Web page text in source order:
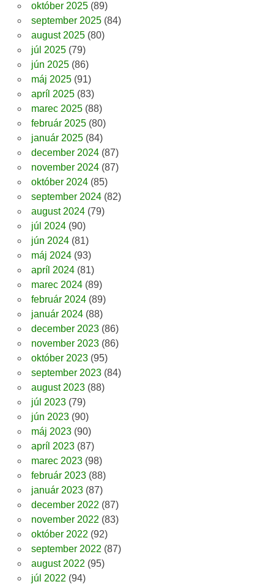
október 2025(89)
september 2025(84)
august 2025(80)
júl 2025(79)
jún 2025(86)
máj 2025(91)
apríl 2025(83)
marec 2025(88)
február 2025(80)
január 2025(84)
december 2024(87)
november 2024(87)
október 2024(85)
september 2024(82)
august 2024(79)
júl 2024(90)
jún 2024(81)
máj 2024(93)
apríl 2024(81)
marec 2024(89)
február 2024(89)
január 2024(88)
december 2023(86)
november 2023(86)
október 2023(95)
september 2023(84)
august 2023(88)
júl 2023(79)
jún 2023(90)
máj 2023(90)
apríl 2023(87)
marec 2023(98)
február 2023(88)
január 2023(87)
december 2022 (87)
november 2022 (83)
október 2022 (92)
september 2022 (87)
august 2022 (95)
júl 2022 (94)